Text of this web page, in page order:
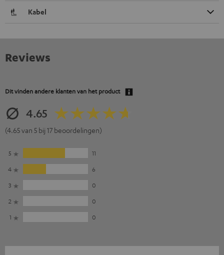
Kabel
Reviews
Dit vinden andere klanten van het product
4.65
(4.65 van 5 bij 17 beoordelingen)
5
11
4
6
3
0
2
0
1
0